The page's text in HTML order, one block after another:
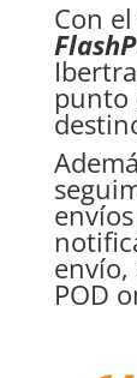
Con
punto
envío,
POD